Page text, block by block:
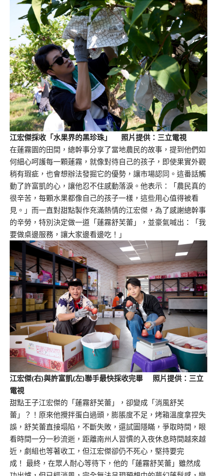
江宏傑採收「水果界的黑珍珠」 照片提供：三立電視
在蓮霧園的田間，總幹事分享了當地農民的故事，提到他們如
何細心呵護每一顆蓮霧，就像對待自己的孩子，即使果實外觀
稍有瑕疵，也會想辦法發掘它的優勢，讓市場認同。這番話觸
動了許富凱的心，讓他忍不住感動落淚。他表示：「農民真的
很辛苦，每顆水果都像自己的孩子一樣，這些用心值得被看
見。」而一直對甜點製作充滿熱情的江宏傑，為了感謝總幹事
的辛勞，特別決定做一道「蓮霧舒芙蕾」，並豪氣喊出：「我
要做桌邊服務，讓大家邊看邊吃！」
江宏傑(右)與許富凱(左)聯手最快採收完畢 照片提供：三立
電視
甜點王子江宏傑的「蓮霧舒芙蕾」，卻變成「消風舒芙
蕾」？！原來他攪拌蛋白過頭，膨脹度不足，烤箱溫度拿捏失
誤，舒芙蕾直接塌陷，不斷失敗，還試圖隱瞞，爭取時間，眼
看時間一分一秒流逝，距離南州人習慣的入夜休息時間越來越
近，劇組也等著收工，但江宏傑卻仍不死心，堅持要完
成！ 最終，在眾人耐心等待下，他的「蓮霧舒芙蕾」雖然成